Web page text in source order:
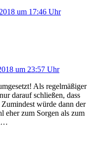
um 17:46 Uhr
um 23:57 Uhr
Als regelmäßiger
darauf schließen, dass
würde dann der
zum Sorgen als zum